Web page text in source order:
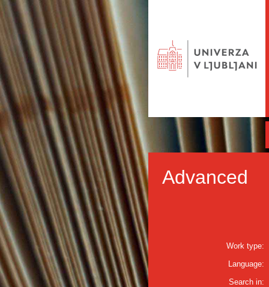
Advanced
Work type:
Language:
Search in: